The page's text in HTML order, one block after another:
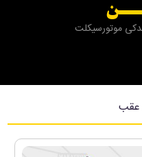
موتورسیکلت
عقب